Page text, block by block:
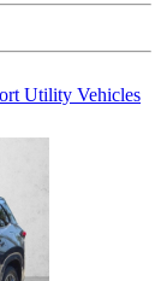
Utility Vehicles